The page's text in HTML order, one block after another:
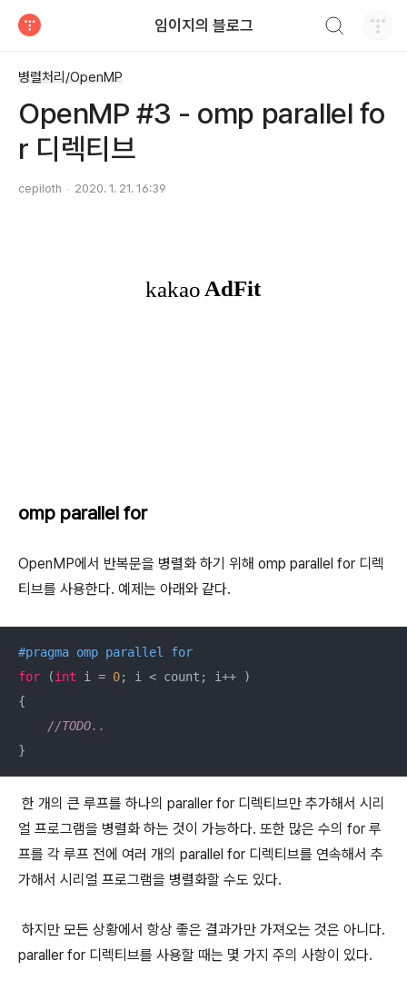
임이지의 블로그
병렬처리/OpenMP
OpenMP #3 - omp parallel fo
r 디렉티브
cepiloth 2020. 1. 21. 16:39
omp parallel for
OpenMP에서 반복문을 병렬화 하기 위해 omp parallel for 디렉
티브를 사용한다. 예제는 아래와 같다.
#pragma omp parallel for
for (int i = 0; i < count; i++ )
{
//TODO..
한 개의 큰 루프를 하나의 paraller for 디렉티브만 추가해서 시리
얼 프로그램을 병렬화 하는 것이 가능하다. 또한 많은 수의 for 루
프를 각 루프 전에 여러 개의 parallel for 디렉티브를 연속해서 추
가해서 시리얼 프로그램을 병렬화할 수도 있다.
하지만 모든 상황에서 항상 좋은 결과가만 가져오는 것은 아니다.
paraller for 디렉티브를 사용할 때는 몇 가지 주의 사항이 있다.